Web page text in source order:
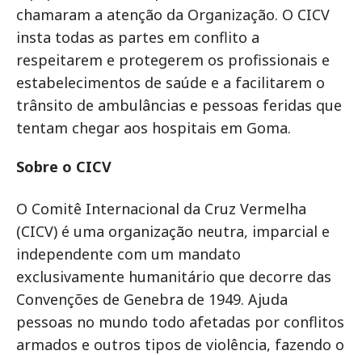
chamaram a atenção da Organização. O CICV
insta todas as partes em conflito a
respeitarem e protegerem os profissionais e
estabelecimentos de saúde e a facilitarem o
trânsito de ambulâncias e pessoas feridas que
tentam chegar aos hospitais em Goma.
Sobre o CICV
O Comitê Internacional da Cruz Vermelha
(CICV) é uma organização neutra, imparcial e
independente com um mandato
exclusivamente humanitário que decorre das
Convenções de Genebra de 1949. Ajuda
pessoas no mundo todo afetadas por conflitos
armados e outros tipos de violência, fazendo o